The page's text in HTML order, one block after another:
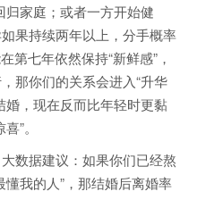
归家庭；或者一方开始健
果持续两年以上，分手概率
第七年依然保持“新鲜感”，
那你们的关系会进入“升华
婚，现在反而比年轻时更黏
”。
数据建议：如果你们已经熬
我的人”，那结婚后离婚率